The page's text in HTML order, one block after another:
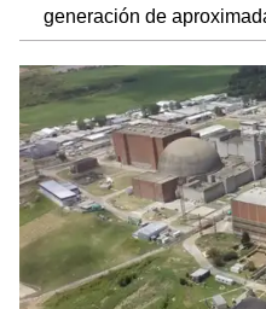
generación de